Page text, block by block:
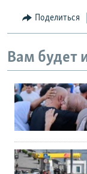
Поделиться
Вам будет